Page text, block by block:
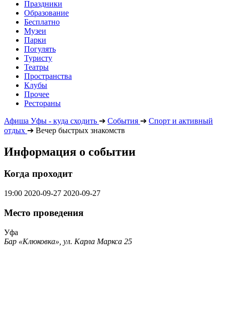
Праздники
Образование
Бесплатно
Музеи
Парки
Погулять
Туристу
Театры
Пространства
Клубы
Прочее
Рестораны
Афиша Уфы - куда сходить ➔ События ➔ Спорт и активный
отдых ➔ Вечер быстрых знакомств
Информация о событии
Когда проходит
19:00 2020-09-27 2020-09-27
Место проведения
Уфа
Бар «Клюковка», ул. Карла Маркса 25